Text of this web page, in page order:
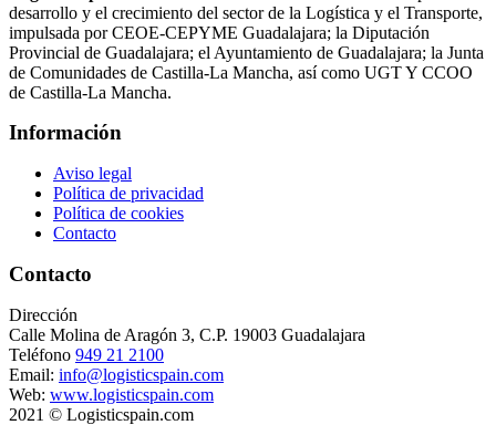
desarrollo y el crecimiento del sector de la Logística y el Transporte,
impulsada por CEOE-CEPYME Guadalajara; la Diputación
Provincial de Guadalajara; el Ayuntamiento de Guadalajara; la Junta
de Comunidades de Castilla-La Mancha, así como UGT Y CCOO
de Castilla-La Mancha.
Información
Aviso legal
Política de privacidad
Política de cookies
Contacto
Contacto
Dirección
Calle Molina de Aragón 3, C.P. 19003 Guadalajara
Teléfono 949 21 2100
Email: info@logisticspain.com
Web: www.logisticspain.com
2021 © Logisticspain.com